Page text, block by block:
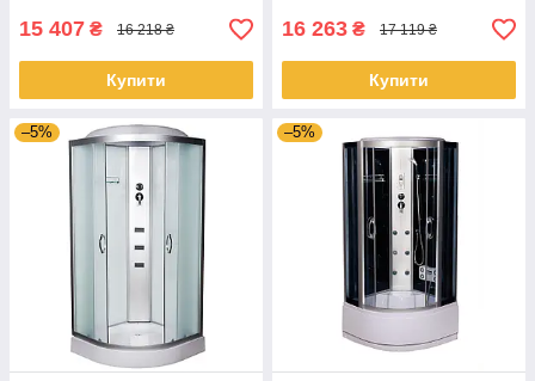
15 407 ₴ 16 218 ₴
Купити
16 263 ₴ 17 119 ₴
Купити
–5% –5%